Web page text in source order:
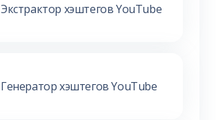
Экстрактор хэштегов YouTube
Генератор хэштегов YouTube